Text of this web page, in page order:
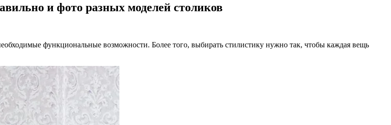
и фото разных моделей столиков
функциональные возможности. Более того, выбирать стилистику нужно так, чтобы каждая вещь